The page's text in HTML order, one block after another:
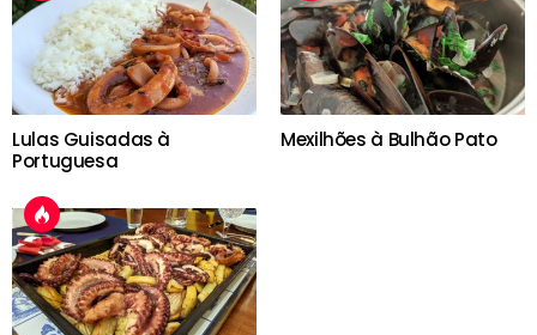
Lulas Guisadas à
Portuguesa
Mexilhões à Bulhão Pato